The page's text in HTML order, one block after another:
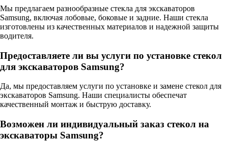
Мы предлагаем разнообразные стекла для экскаваторов
Samsung, включая лобовые, боковые и задние. Наши стекла
изготовлены из качественных материалов и надежной защиты
водителя.
Предоставляете ли вы услуги по установке стекол
для экскаваторов Samsung?
Да, мы предоставляем услуги по установке и замене стекол для
экскаваторов Samsung. Наши специалисты обеспечат
качественный монтаж и быструю доставку.
Возможен ли индивидуальный заказ стекол на
экскаваторы Samsung?